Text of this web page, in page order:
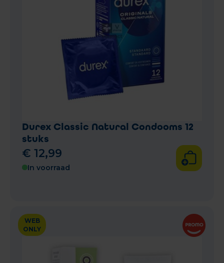
Durex Classic Natural Condooms 12
stuks
€ 12,99
In voorraad
WEB
ONLY